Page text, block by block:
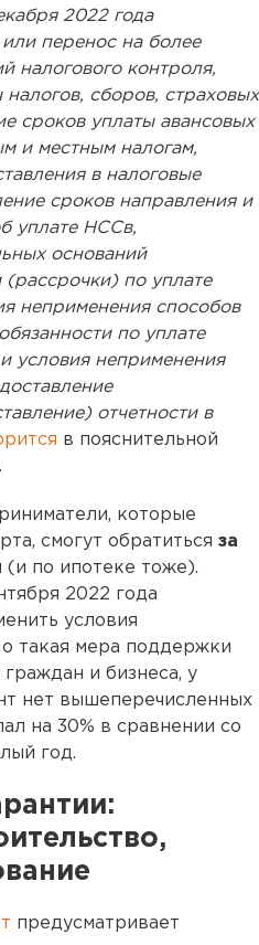
2022 года
перенос на более
налогового контроля,
сборов, страховых
сроков уплаты авансовых
и местным налогам,
в налоговые
сроков направления и
уплате НССв,
оснований
(рассрочки) по уплате
неприменения способов
по уплате
условия неприменения
отчетности в
в пояснительной
которые
смогут обратиться за
(и по ипотеке тоже).
2022 года
условия
такая мера поддержки
и бизнеса, у
нет вышеперечисленных
на 30% в сравнении со
год.
предусматривает